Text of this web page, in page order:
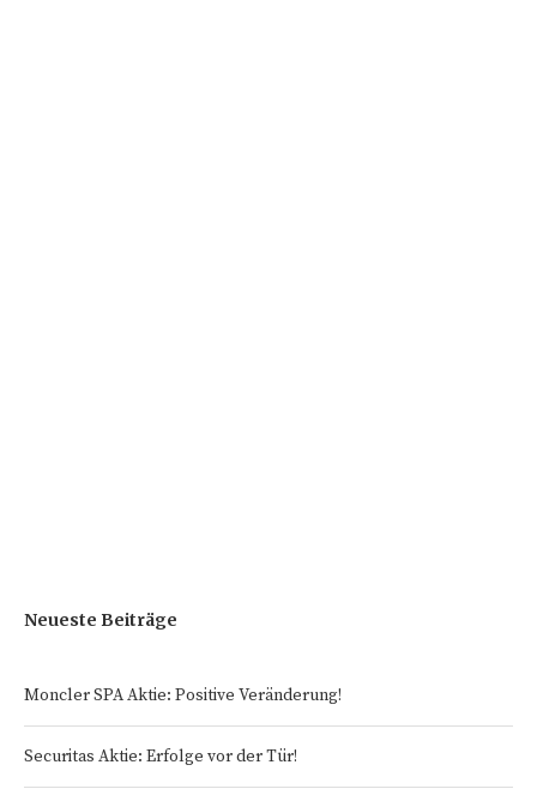
Neueste Beiträge
Moncler SPA Aktie: Positive Veränderung!
Securitas Aktie: Erfolge vor der Tür!